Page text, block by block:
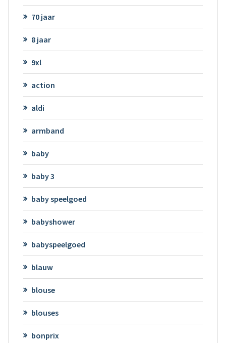
70 jaar
8 jaar
9xl
action
aldi
armband
baby
baby 3
baby speelgoed
babyshower
babyspeelgoed
blauw
blouse
blouses
bonprix